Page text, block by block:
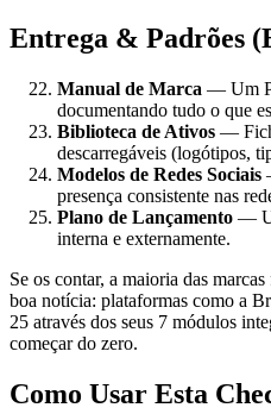
Entrega & Padrões
Manual de Marca — Um
documentando tudo o que
Biblioteca de Ativos —
descarregáveis (logótipos,
Modelos de Redes Sociais
presença consistente nas
Plano de Lançamento —
interna e externamente.
Se os contar, a maioria das
boa notícia: plataformas como a
25 através dos seus 7 módulos
começar do zero.
Como Usar Esta